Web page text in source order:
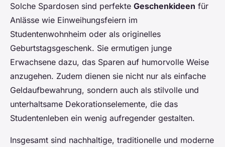
Solche Spardosen sind perfekte Geschenkideen für
Anlässe wie Einweihungsfeiern im
Studentenwohnheim oder als originelles
Geburtstagsgeschenk. Sie ermutigen junge
Erwachsene dazu, das Sparen auf humorvolle Weise
anzugehen. Zudem dienen sie nicht nur als einfache
Geldaufbewahrung, sondern auch als stilvolle und
unterhaltsame Dekorationselemente, die das
Studentenleben ein wenig aufregender gestalten.
Insgesamt sind nachhaltige, traditionelle und moderne